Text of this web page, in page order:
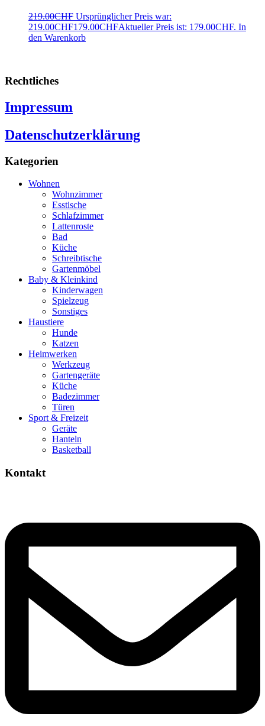
219.00CHF Ursprünglicher Preis war:
219.00CHF179.00CHFAktueller Preis ist: 179.00CHF. In
den Warenkorb
Rechtliches
Impressum
Datenschutzerklärung
Kategorien
Wohnen
Wohnzimmer
Esstische
Schlafzimmer
Lattenroste
Bad
Küche
Schreibtische
Gartenmöbel
Baby & Kleinkind
Kinderwagen
Spielzeug
Sonstiges
Haustiere
Hunde
Katzen
Heimwerken
Werkzeug
Gartengeräte
Küche
Badezimmer
Türen
Sport & Freizeit
Geräte
Hanteln
Basketball
Kontakt